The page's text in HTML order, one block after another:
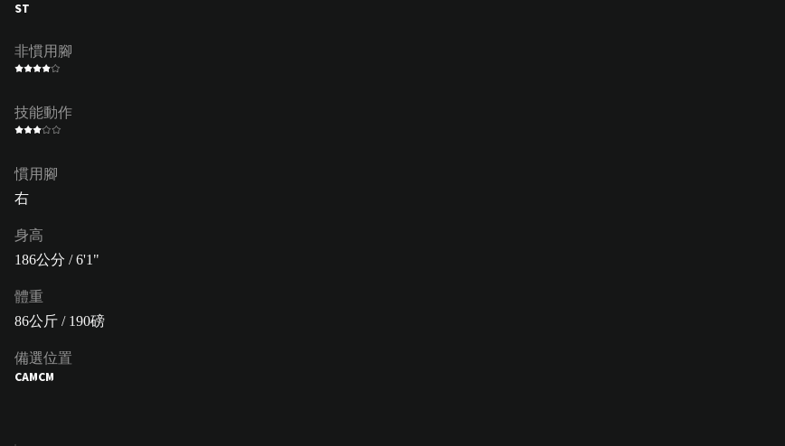
ST
非慣用腳
技能動作
慣用腳
右
身高
186公分 / 6'1"
體重
86公斤 / 190磅
備選位置
CAMCM